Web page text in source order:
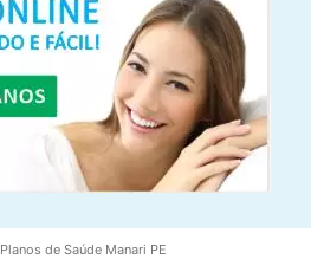
Planos de Saúde Manari PE